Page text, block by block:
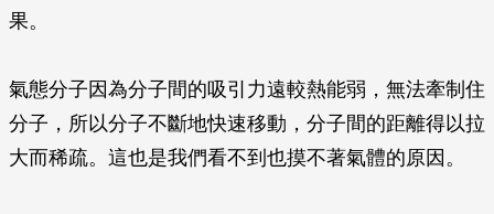
果。
氣態分子因為分子間的吸引力遠較熱能弱，無法牽制住
分子，所以分子不斷地快速移動，分子間的距離得以拉
大而稀疏。這也是我們看不到也摸不著氣體的原因。